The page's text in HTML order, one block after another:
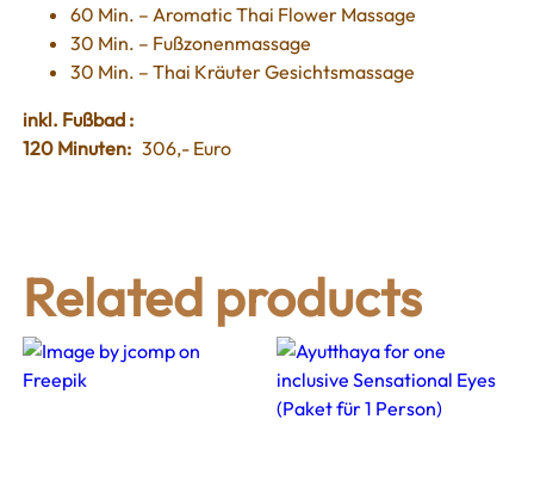
60 Min. – Aromatic Thai Flower Massage
30 Min. – Fußzonenmassage
30 Min. – Thai Kräuter Gesichtsmassage
inkl. Fußbad :
120 Minuten:306,- Euro
Related products